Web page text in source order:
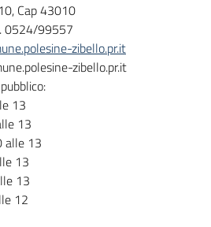
Cap 43010
0524/99557
zibello.pr.it
zibello.pr.it
13
13
alle 13
13
13
12